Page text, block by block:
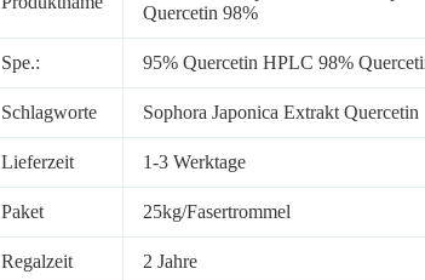
Quercetin 98%
Spe.: 95% Quercetin HPLC 98%
Schlagworte Sophora Japonica Extrakt Quercetin
Lieferzeit 1-3 Werktage
Paket 25kg/Fasertrommel
Regalzeit 2 Jahre